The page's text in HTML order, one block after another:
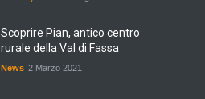
rurale della Val di Fassa
News 2 Marzo 2021